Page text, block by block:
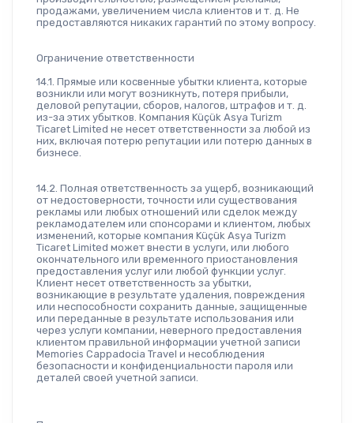
продажами, увеличением числа клиентов и т. д. Не
предоставляются никаких гарантий по этому вопросу.
Ограничение ответственности
14.1. Прямые или косвенные убытки клиента, которые
возникли или могут возникнуть, потеря прибыли,
деловой репутации, сборов, налогов, штрафов и т. д.
из-за этих убытков. Компания Küçük Asya Turizm
Ticaret Limited не несет ответственности за любой из
них, включая потерю репутации или потерю данных в
бизнесе.
14.2. Полная ответственность за ущерб, возникающий
от недостоверности, точности или существования
рекламы или любых отношений или сделок между
рекламодателем или спонсорами и клиентом, любых
изменений, которые компания Küçük Asya Turizm
Ticaret Limited может внести в услуги, или любого
окончательного или временного приостановления
предоставления услуг или любой функции услуг.
Клиент несет ответственность за убытки,
возникающие в результате удаления, повреждения
или неспособности сохранить данные, защищенные
или переданные в результате использования или
через услуги компании, неверного предоставления
клиентом правильной информации учетной записи
Memories Cappadocia Travel и несоблюдения
безопасности и конфиденциальности пароля или
деталей своей учетной записи.